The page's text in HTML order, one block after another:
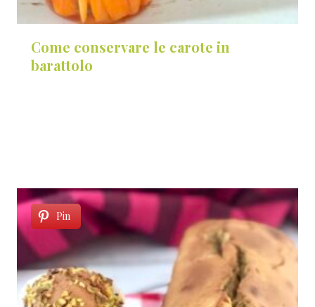
Come conservare le carote in
barattolo
Pin